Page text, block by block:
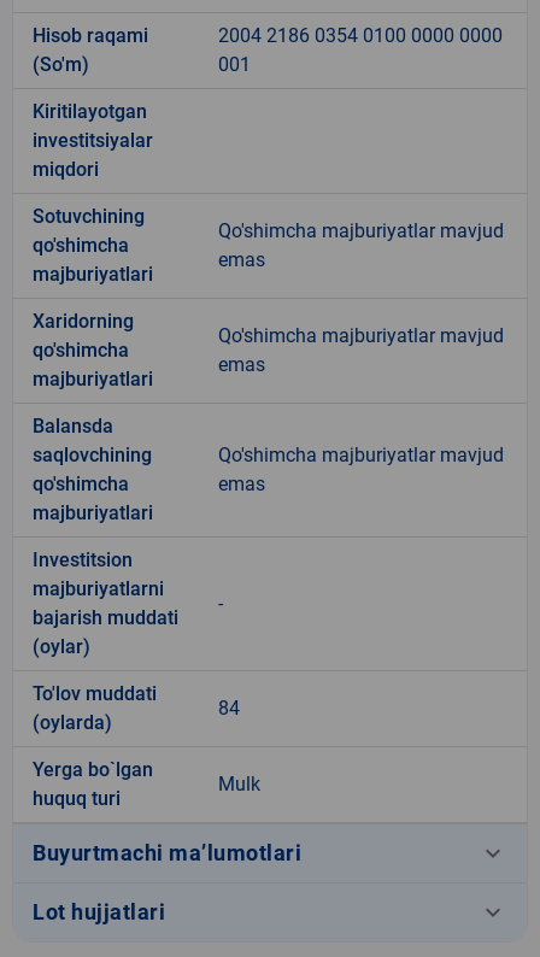
Hisob raqami
(So'm)
2004 2186 0354 0100 0000 0000
001
Kiritilayotgan
investitsiyalar
miqdori
Sotuvchining
qo'shimcha
majburiyatlari
Qo'shimcha majburiyatlar mavjud
emas
Xaridorning
qo'shimcha
majburiyatlari
Qo'shimcha majburiyatlar mavjud
emas
Balansda
saqlovchining
qo'shimcha
majburiyatlari
Qo'shimcha majburiyatlar mavjud
emas
Investitsion
majburiyatlarni
bajarish muddati
(oylar)
-
To'lov muddati
(oylarda)
84
Yerga bo`lgan
huquq turi
Mulk
Buyurtmachi ma’lumotlari keyboard_arrow_down
Lot hujjatlari keyboard_arrow_down